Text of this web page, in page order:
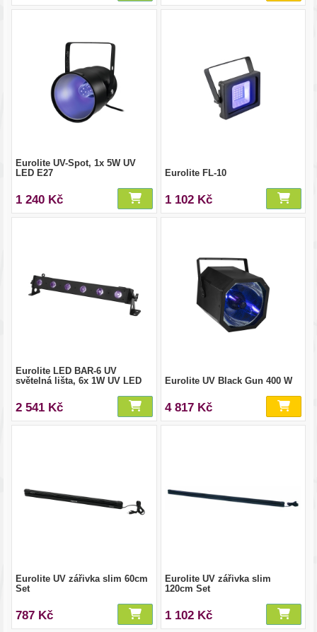
Eurolite UV-Spot, 1x 5W UV
LED E27
1 240 Kč
Eurolite FL-10
1 102 Kč
Eurolite LED BAR-6 UV
světelná lišta, 6x 1W UV LED
2 541 Kč
Eurolite UV Black Gun 400 W
4 817 Kč
Eurolite UV zářivka slim 60cm
Set
787 Kč
Eurolite UV zářivka slim
120cm Set
1 102 Kč